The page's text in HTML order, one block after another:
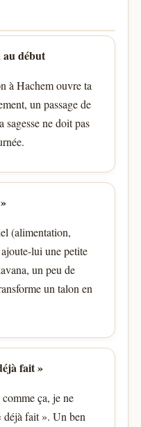
début
à Hachem ouvre ta
un passage de
ne doit pas
(alimentation,
lui une petite
un peu de
un talon en
fait »
ça, je ne
déjà fait ». Un ben